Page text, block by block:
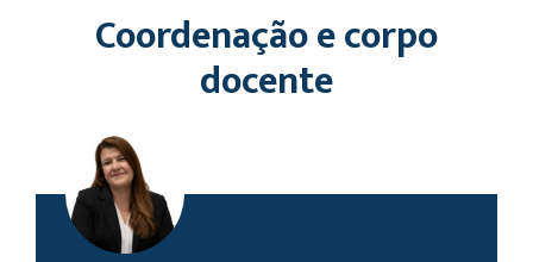
Coordenação e corpo
docente